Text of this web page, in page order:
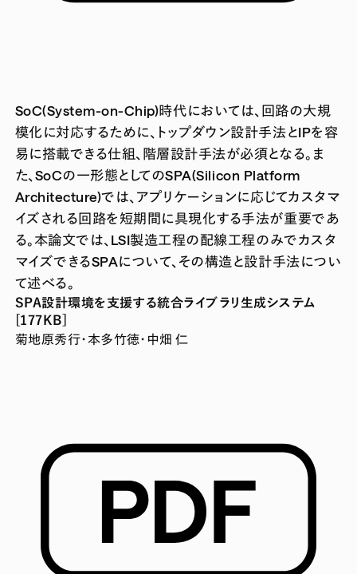
SoC(System-on-Chip)時代においては、回路の大規
模化に対応するために、トップダウン設計手法とIPを容
易に搭載できる仕組、階層設計手法が必須となる。ま
た、SoCの一形態としてのSPA(Silicon Platform
Architecture)では、アプリケーションに応じてカスタマ
イズされる回路を短期間に具現化する手法が重要であ
る。本論文では、LSI製造工程の配線工程のみでカスタ
マイズできるSPAについて、その構造と設計手法につい
て述べる。
SPA設計環境を支援する統合ライブラリ生成システム
[177KB]
菊地原秀行・本多竹徳・中畑 仁